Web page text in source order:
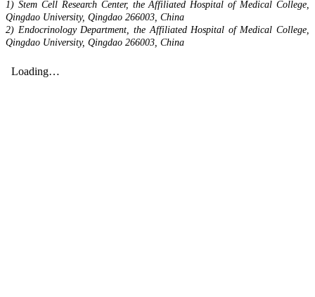
1) Stem Cell Research Center, the Affiliated Hospital of Medical College,
Qingdao University, Qingdao 266003, China
2) Endocrinology Department, the Affiliated Hospital of Medical College,
Qingdao University, Qingdao 266003, China